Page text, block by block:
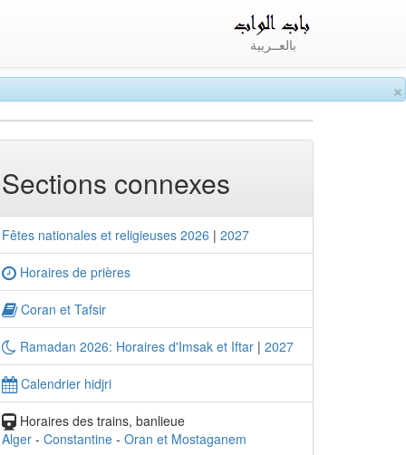
×
بالعــربية
Sections connexes
Fêtes nationales et religieuses 2026 | 2027
Horaires de prières
Coran et Tafsir
Ramadan 2026: Horaires d'Imsak et Iftar | 2027
Calendrier hidjri
Horaires des trains, banlieue
Alger - Constantine - Oran et Mostaganem